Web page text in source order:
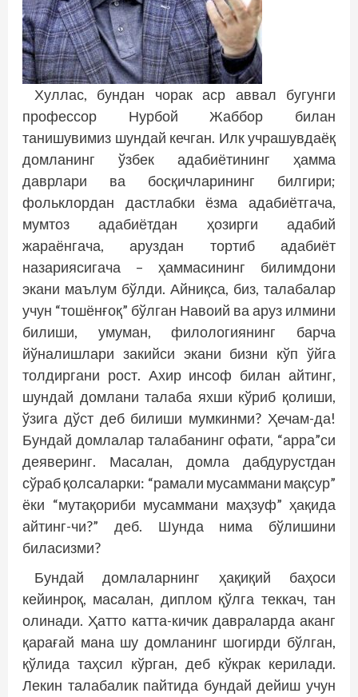
Хуллас, бундан чорак аср аввал бугунги
профессор Нурбой Жаббор билан
танишувимиз шундай кечган. Илк учрашувдаёқ
домланинг ўзбек адабиётининг ҳамма
даврлари ва босқичларининг билгири;
фольклордан дастлабки ёзма адабиётгача,
мумтоз адабиётдан ҳозирги адабий
жараёнгача, аруздан тортиб адабиёт
назариясигача – ҳаммасининг билимдони
экани маълум бўлди. Айниқса, биз, талабалар
учун “тошёнғоқ” бўлган Навоий ва аруз илмини
билиши, умуман, филологиянинг барча
йўналишлари закийси экани бизни кўп ўйга
толдиргани рост. Ахир инсоф билан айтинг,
шундай домлани талаба яхши кўриб қолиши,
ўзига дўст деб билиши мумкинми? Ҳечам-да!
Бундай домлалар талабанинг офати, “арра”си
деяверинг. Масалан, домла дабдурустдан
сўраб қолсаларки: “рамали мусаммани мақсур”
ёки “мутақориби мусаммани маҳзуф” ҳақида
айтинг-чи?” деб. Шунда нима бўлишини
биласизми?
Бундай домлаларнинг ҳақиқий баҳоси
кейинроқ, масалан, диплом қўлга теккач, тан
олинади. Ҳатто катта-кичик давраларда аканг
қарағай мана шу домланинг шогирди бўлган,
қўлида таҳсил кўрган, деб кўкрак керилади.
Лекин талабалик пайтида бундай дейиш учун